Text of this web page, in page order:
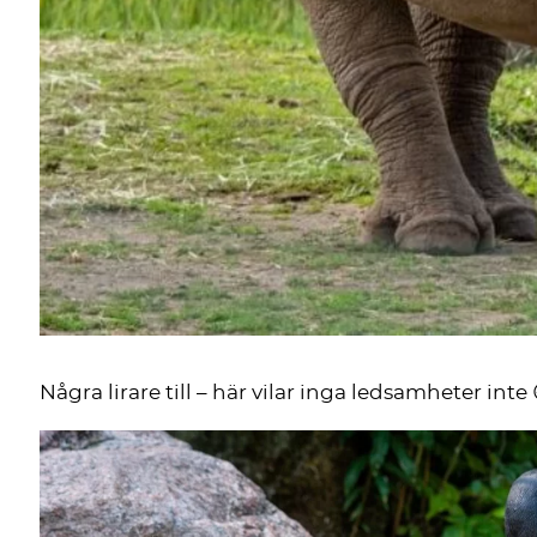
Några lirare till – här vilar inga ledsamheter inte